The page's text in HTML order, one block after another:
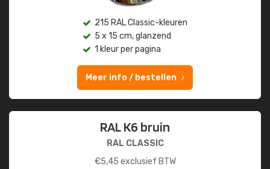
215 RAL Classic-kleuren
5 x 15 cm, glanzend
1 kleur per pagina
Meer info / bestellen
RAL K6 bruin
RAL CLASSIC
€5,45 exclusief BTW